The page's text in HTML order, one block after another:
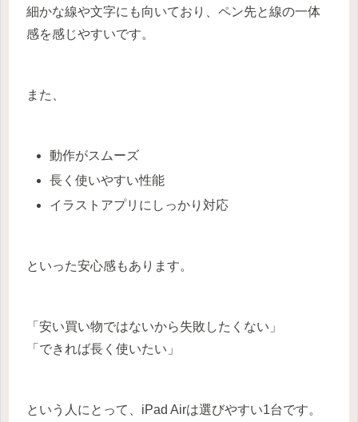
細かな線や文字にも向いており、ペン先と線の一体
感を感じやすいです。
また、
動作がスムーズ
長く使いやすい性能
イラストアプリにしっかり対応
といった安心感もあります。
「安い買い物ではないから失敗したくない」
「できれば長く使いたい」
という人にとって、iPad Airは選びやすい1台です。